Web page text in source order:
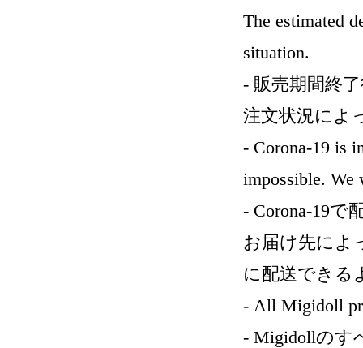
The estimated
situation.
- 販売期間終
注文状況によ
- Corona-19 is
impossible. We
- Corona-19で
お届け先によ
に配送できる
- All Migidoll
- Migidollのす